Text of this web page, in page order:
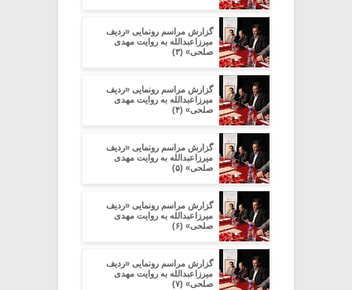
گزارش مراسم رونمایی «ردیف
میرزاعبدالله به روایت مهدی
صلحی» (۳)
گزارش مراسم رونمایی «ردیف
میرزاعبدالله به روایت مهدی
صلحی» (۴)
گزارش مراسم رونمایی «ردیف
میرزاعبدالله به روایت مهدی
صلحی» (۵)
گزارش مراسم رونمایی «ردیف
میرزاعبدالله به روایت مهدی
صلحی» (۶)
گزارش مراسم رونمایی «ردیف
میرزاعبدالله به روایت مهدی
صلحی» (۷)